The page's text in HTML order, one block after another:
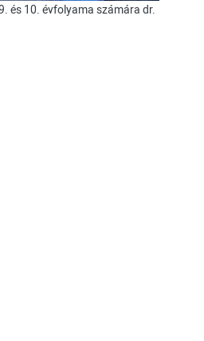
és 10. évfolyama számára dr.